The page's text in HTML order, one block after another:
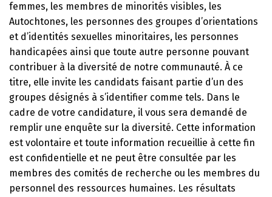
femmes, les membres de minorités visibles, les
Autochtones, les personnes des groupes d’orientations
et d’identités sexuelles minoritaires, les personnes
handicapées ainsi que toute autre personne pouvant
contribuer à la diversité de notre communauté. À ce
titre, elle invite les candidats faisant partie d’un des
groupes désignés à s’identifier comme tels. Dans le
cadre de votre candidature, il vous sera demandé de
remplir une enquête sur la diversité. Cette information
est volontaire et toute information recueillie à cette fin
est confidentielle et ne peut être consultée par les
membres des comités de recherche ou les membres du
personnel des ressources humaines. Les résultats